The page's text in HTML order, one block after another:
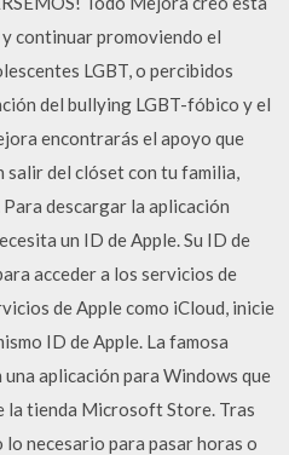
continuar promoviendo el
LGBT, o percibidos
del bullying LGBT-fóbico y el
encontrarás el apoyo que
salir del clóset con tu familia,
descargar la aplicación
un ID de Apple. Su ID de
acceder a los servicios de
de Apple como iCloud, inicie
ID de Apple. La famosa
aplicación para Windows que
la tienda Microsoft Store. Tras
necesario para pasar horas o